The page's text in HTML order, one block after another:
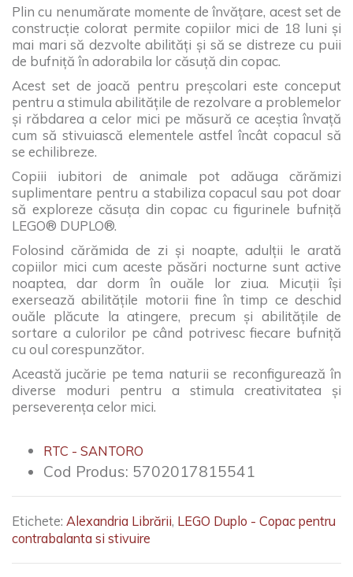
Plin cu nenumărate momente de învăţare, acest set de
construcţie colorat permite copiilor mici de 18 luni şi
mai mari să dezvolte abilităţi şi să se distreze cu puii
de bufniţă în adorabila lor căsuţă din copac.
Acest set de joacă pentru preşcolari este conceput
pentru a stimula abilităţile de rezolvare a problemelor
şi răbdarea a celor mici pe măsură ce aceştia învaţă
cum să stivuiască elementele astfel încât copacul să
se echilibreze.
Copiii iubitori de animale pot adăuga cărămizi
suplimentare pentru a stabiliza copacul sau pot doar
să exploreze căsuţa din copac cu figurinele bufniţă
LEGO® DUPLO®.
Folosind cărămida de zi şi noapte, adulţii le arată
copiilor mici cum aceste păsări nocturne sunt active
noaptea, dar dorm în ouăle lor ziua. Micuţii îşi
exersează abilităţile motorii fine în timp ce deschid
ouăle plăcute la atingere, precum şi abilităţile de
sortare a culorilor pe când potrivesc fiecare bufniţă
cu oul corespunzător.
Această jucărie pe tema naturii se reconfigurează în
diverse moduri pentru a stimula creativitatea şi
perseverenţa celor mici.
RTC - SANTORO
Cod Produs: 5702017815541
Etichete: Alexandria Librării, LEGO Duplo - Copac pentru
contrabalanta si stivuire